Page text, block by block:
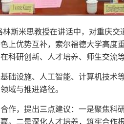
斯米思教授在讲话中，对重庆
上优势互补，索尔福德大学高
科研创新、人才培养、师生交流
础设施、人工智能、计算机技
域与推进路径。
作，提出三点建议：一是聚焦
。二是深化人才培养，筑牢合